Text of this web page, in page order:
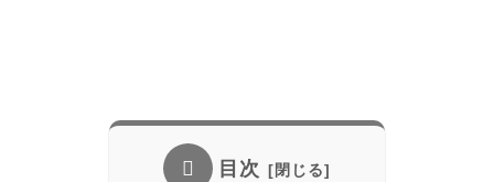
目次